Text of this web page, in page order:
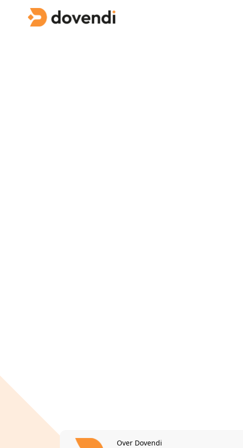
Over Dovendi